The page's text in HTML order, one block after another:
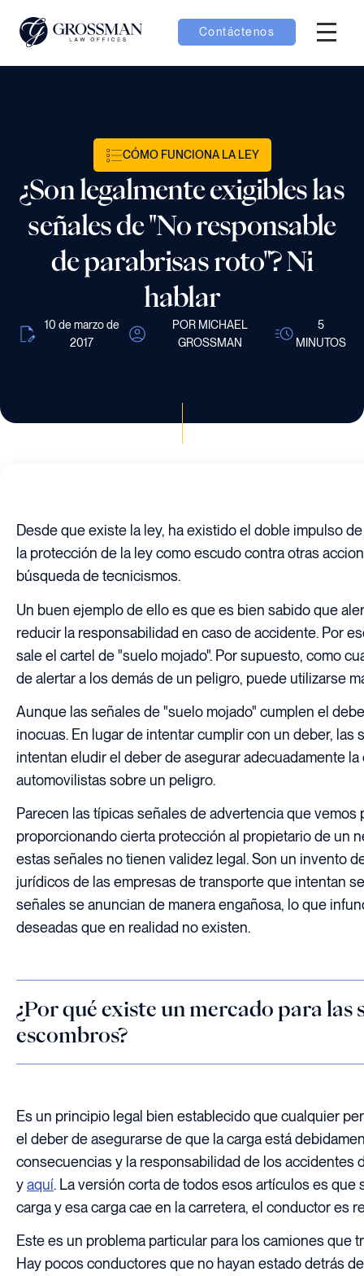
Contáctenos
Menú
Resultados
CÓMO FUNCIONA LA LEY
¿Son legalmente exigibles las
señales de "No responsable
de parabrisas roto"? Ni
hablar
10 de marzo de
2017
POR MICHAEL
GROSSMAN
5
MINUTOS
Desde que existe la ley, ha existido el doble impulso
la protección de la ley como escudo contra otras
búsqueda de tecnicismos.
Un buen ejemplo de ello es que es bien sabido que
reducir la responsabilidad en caso de accidente. Por
sale el cartel de "suelo mojado". Por supuesto, como
de alertar a los demás de un peligro, puede utilizarse
Aunque las señales de "suelo mojado" cumplen el
inocuas. En lugar de intentar cumplir con un deber,
intentan eludir el deber de asegurar adecuadamente
automovilistas sobre un peligro.
Parecen las típicas señales de advertencia que
proporcionando cierta protección al propietario de un
estas señales no tienen validez legal. Son un invento
jurídicos de las empresas de transporte que intentan
señales se anuncian de manera engañosa, lo que
deseadas que en realidad no existen.
¿Por qué existe un mercado para las
escombros?
Es un principio legal bien establecido que cualquier
el deber de asegurarse de que la carga está
consecuencias y la responsabilidad de los accidentes
yaquí. La versión corta de todos esos artículos es
carga y esa carga cae en la carretera, el conductor es
Este es un problema particular para los camiones que
Hay pocos conductores que no hayan estado detrás